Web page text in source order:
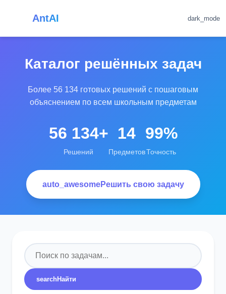
AntAI dark_mode
Каталог решённых задач
Более 56 134 готовых решений с пошаговым
объяснением по всем школьным предметам
56 134+
Решений
14
Предметов
99%
Точность
auto_awesomeРешить свою задачу
search Найти